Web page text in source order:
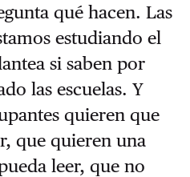
qué hacen. Las
estudiando el
si saben por
las escuelas. Y
quieren que
que quieren una
leer, que no